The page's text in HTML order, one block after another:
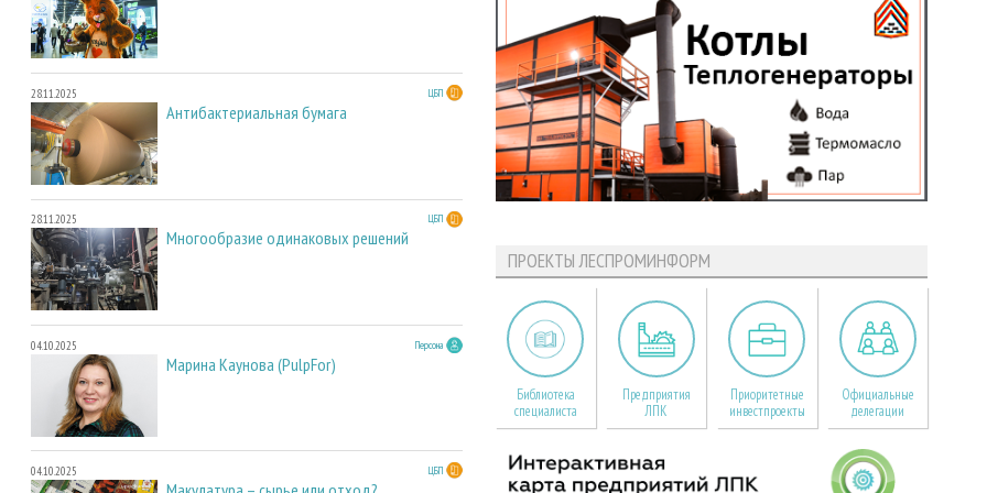
28.11.2025 ЦБП
Антибактериальная бумага
28.11.2025 ЦБП
Многообразие одинаковых решений
04.10.2025 Персона
Марина Каунова (PulpFor)
04.10.2025 ЦБП
ПРОЕКТЫ ЛЕСПРОМИНФОРМ
Библиотека
специалиста
Предприятия
ЛПК
Приоритетные
инвестпроекты
Официальные
делегации